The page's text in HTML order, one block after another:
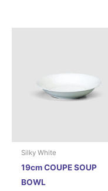
Silky White
19cm COUPE SOUP
BOWL